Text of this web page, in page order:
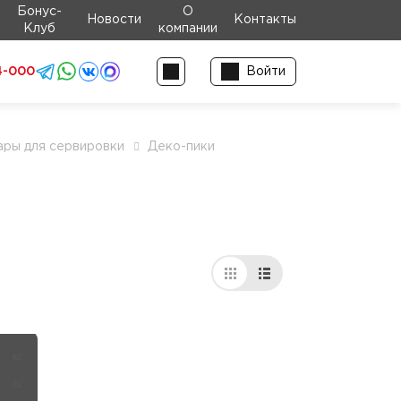
Бонус-
Клуб
Новости
О
компании
Контакты
000 Войти
для сервировки Деко-пики